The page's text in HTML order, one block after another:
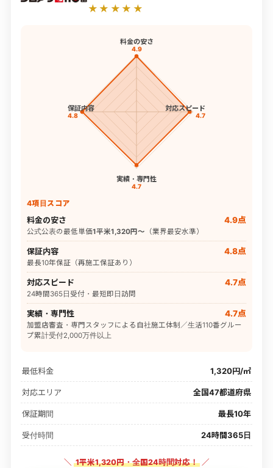
★★★★★
料金の安さ
4.9
対応スピード
4.7
実績・専門性
4.7
保証内容
4.8
4項目スコア
料金の安さ 4.9点
公式公表の最低単価1平米1,320円〜 （業界最安水準）
保証内容 4.8点
最長10年保証（再施工保証あり）
対応スピード 4.7点
24時間365日受付・最短即日訪問
実績・専門性 4.7点
加盟店審査・専門スタッフによる自社施工体制／生活110番グルー
プ累計受付2,000万件以上
最低料金 1,320円/㎡
対応エリア 全国47都道府県
保証期間 最長10年
受付時間 24時間365日
＼ 1平米1,320円・全国24時間対応！ ／